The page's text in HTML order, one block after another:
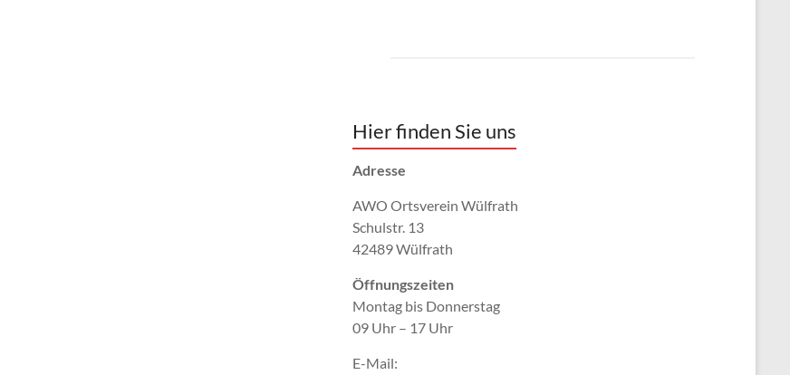
Hier finden Sie uns
Adresse
AWO Ortsverein Wülfrath
Schulstr. 13
42489 Wülfrath
Öffnungszeiten
Montag bis Donnerstag
09 Uhr – 17 Uhr
E-Mail: